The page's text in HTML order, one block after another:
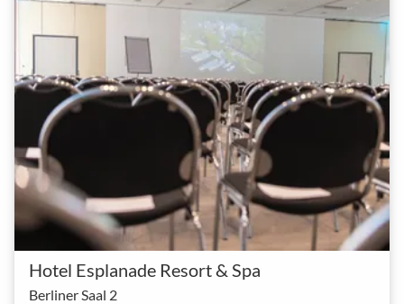
Hotel Esplanade Resort & Spa
Berliner Saal 2